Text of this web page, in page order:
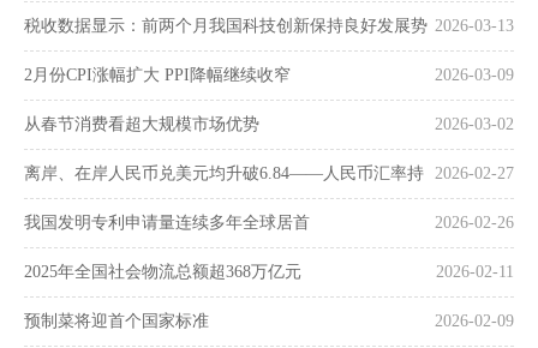
2026-03-13
税收数据显示：前两个月我国科技创新保持良好发展势
头 2026-03-09
2月份CPI涨幅扩大 PPI降幅继续收窄
2026-03-02
从春节消费看超大规模市场优势
2026-02-27
离岸、在岸人民币兑美元均升破6.84——人民币汇率持
续走强 2026-02-26
我国发明专利申请量连续多年全球居首
2026-02-11
2025年全国社会物流总额超368万亿元
2026-02-09
预制菜将迎首个国家标准